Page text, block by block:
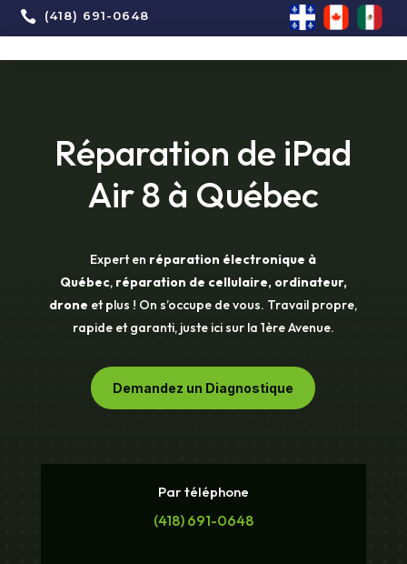
 (418) 691-0648
Réparation de iPad
Air 8 à Québec
Expert en réparation électronique à
Québec, réparation de cellulaire, ordinateur,
drone et plus ! On s’occupe de vous. Travail propre,
rapide et garanti, juste ici sur la 1ère Avenue.
Demandez un Diagnostique
Par téléphone
(418) 691-0648